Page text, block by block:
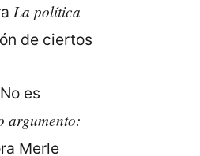
La política
de ciertos
es
argumento:
Merle